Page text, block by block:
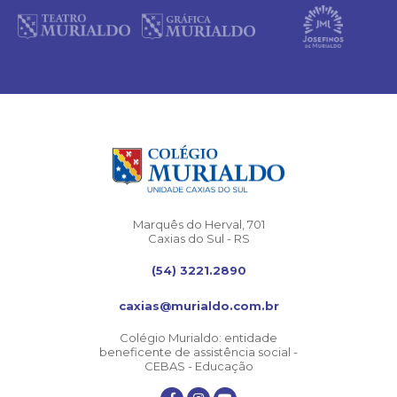
Marquês do Herval, 701
Caxias do Sul - RS
(54) 3221.2890
caxias@murialdo.com.br
Colégio Murialdo: entidade
beneficente de assistência social -
CEBAS - Educação